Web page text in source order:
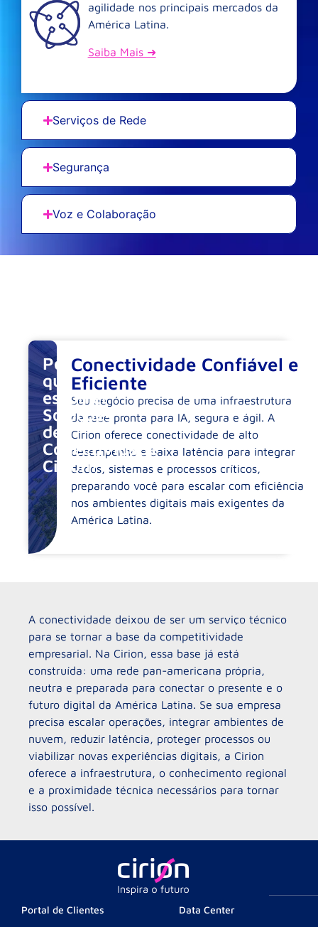
agilidade nos principais mercados da
América Latina.
Saiba Mais ➜
Serviços de Rede
Segurança
Voz e Colaboração
Conectividade Confiável e
Eficiente
Seu negócio precisa de uma infraestrutura
de rede pronta para IA, segura e ágil. A
Cirion oferece conectividade de alto
desempenho e baixa latência para integrar
dados, sistemas e processos críticos,
preparando você para escalar com eficiência
nos ambientes digitais mais exigentes da
América Latina.
Por
que
escolher
Soluções
de
Conectividade
Cirion?
A conectividade deixou de ser um serviço técnico
para se tornar a base da competitividade
empresarial. Na Cirion, essa base já está
construída: uma rede pan-americana própria,
neutra e preparada para conectar o presente e o
futuro digital da América Latina. Se sua empresa
precisa escalar operações, integrar ambientes de
nuvem, reduzir latência, proteger processos ou
viabilizar novas experiências digitais, a Cirion
oferece a infraestrutura, o conhecimento regional
e a proximidade técnica necessários para tornar
isso possível.
Portal de Clientes Data Center